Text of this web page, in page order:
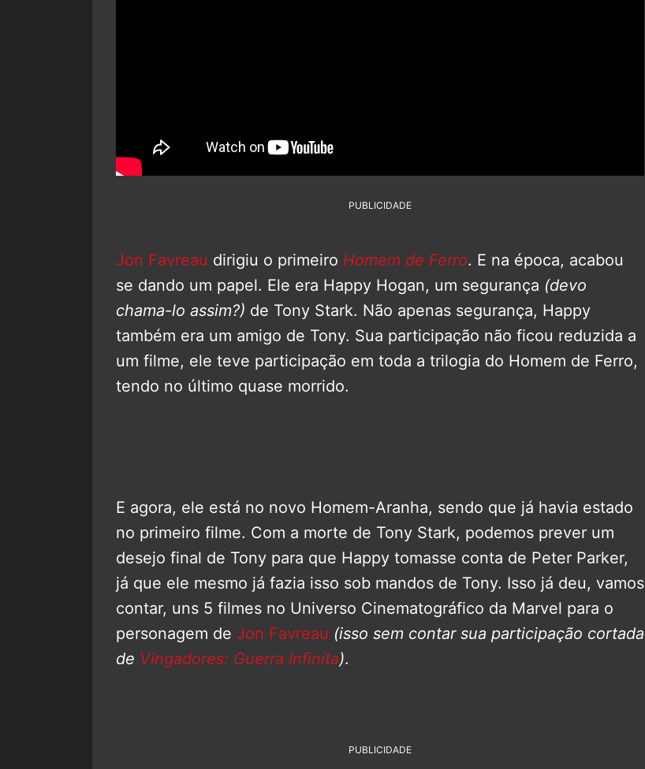
PUBLICIDADE
Jon Favreau dirigiu o primeiro Homem de Ferro. E na época, acabou
se dando um papel. Ele era Happy Hogan, um segurança (devo
chama-lo assim?) de Tony Stark. Não apenas segurança, Happy
também era um amigo de Tony. Sua participação não ficou reduzida a
um filme, ele teve participação em toda a trilogia do Homem de Ferro,
tendo no último quase morrido.
E agora, ele está no novo Homem-Aranha, sendo que já havia estado
no primeiro filme. Com a morte de Tony Stark, podemos prever um
desejo final de Tony para que Happy tomasse conta de Peter Parker,
já que ele mesmo já fazia isso sob mandos de Tony. Isso já deu, vamos
contar, uns 5 filmes no Universo Cinematográfico da Marvel para o
personagem de Jon Favreau (isso sem contar sua participação cortada
de Vingadores: Guerra Infinita).
PUBLICIDADE